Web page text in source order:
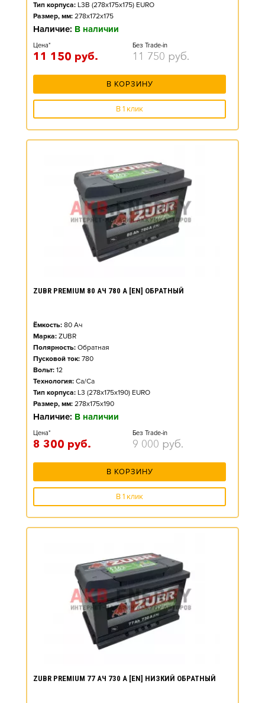
Тип корпуса: L3B (278x175x175) EURO
Размер, мм: 278x172x175
Наличие: В наличии
Цена*
11 150 руб.
Без Trade-in
11 750 руб.
В КОРЗИНУ
В 1 клик
ZUBR PREMIUM 80 АЧ 780 А [EN] ОБРАТНЫЙ
Ёмкость: 80 Ач
Марка: ZUBR
Полярность: Обратная
Пусковой ток: 780
Вольт: 12
Технология: Ca/Ca
Тип корпуса: L3 (278x175x190) EURO
Размер, мм: 278x175x190
Наличие: В наличии
Цена*
8 300 руб.
Без Trade-in
9 000 руб.
В КОРЗИНУ
В 1 клик
ZUBR PREMIUM 77 АЧ 730 А [EN] НИЗКИЙ ОБРАТНЫЙ